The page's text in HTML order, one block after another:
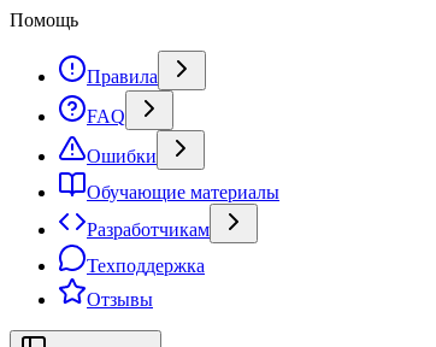
Помощь
Правила
FAQ
Ошибки
Обучающие материалы
Разработчикам
Техподдержка
Отзывы